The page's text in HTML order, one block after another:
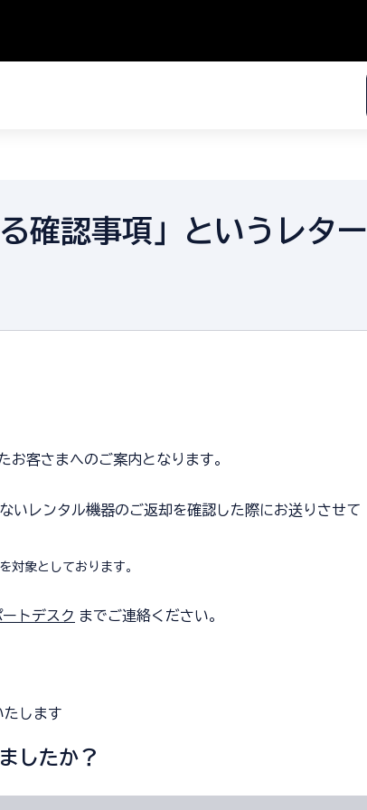
確認事項」というレター
客さまへのご案内となります。
いレンタル機器のご返却を確認した際にお送りさせて
対象としております。
ートデスク までご連絡ください。
たします
したか？